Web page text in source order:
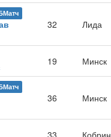
32 Лида
19 Минск
36 Минск
33 Кобрин